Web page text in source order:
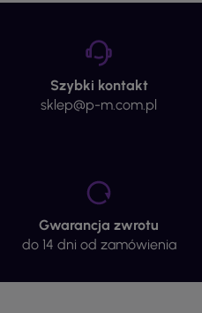
Szybki kontakt
sklep@p-m.com.pl
Gwarancja zwrotu
do 14 dni od zamówienia